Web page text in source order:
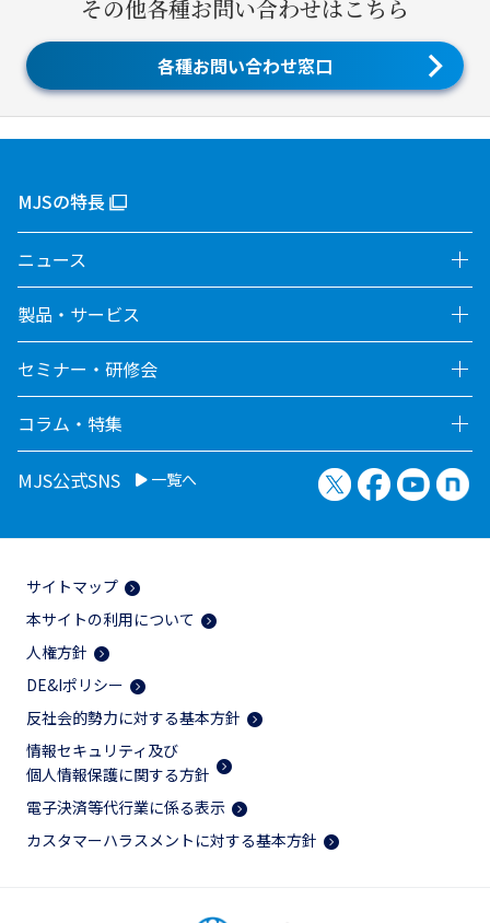
その他各種お問い合わせはこちら
各種お問い合わせ窓口
MJSの特長
ニュース
製品・サービス
セミナー・研修会
コラム・特集
MJS公式SNS 一覧へ X（旧Twitter）
Facebook
サイトマップ
本サイトの利用について
人権方針
DE&Iポリシー
反社会的勢力に対する基本方針
情報セキュリティ及び
個人情報保護に関する方針
電子決済等代行業に係る表示
カスタマーハラスメントに対する基本方針